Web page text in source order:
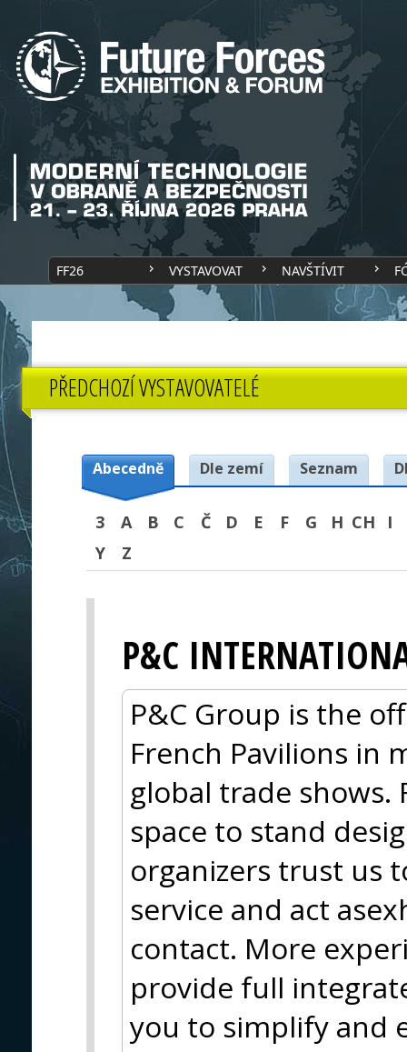
FF26 VYSTAVOVAT NAVŠTÍVIT
PŘEDCHOZÍ VYSTAVOVATELÉ
Abecedně Dle zemí Seznam
3 A B C Č D E F G H CH
I
Y
Z
P&C
P&C Group is the
French Pavilions in
global trade shows.
space to stand
organizers trust us
service and act
contact. More
provide full
you to simplify and